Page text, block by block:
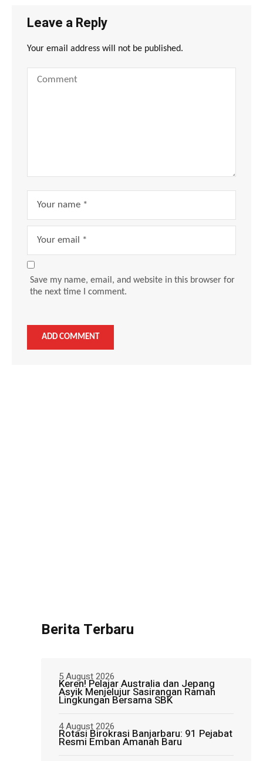
Leave a Reply
Your email address will not be published.
Save my name, email, and website in this browser for
the next time I comment.
Berita Terbaru
Keren! Pelajar Australia dan Jepang
Asyik Menjelujur Sasirangan Ramah
Lingkungan Bersama SBK
5 August 2026
Rotasi Birokrasi Banjarbaru: 91 Pejabat
Resmi Emban Amanah Baru
4 August 2026